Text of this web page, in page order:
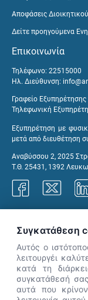
Αποφάσεις
Δείτε προηγούμενα
Επικοινωνία
Τηλέφωνο: 22515000
Ηλ. Διεύθυνση:
Γραφείο
Τηλεφωνική
Εξυπηρέτηση με
μετά από διευθέτηση
Αναβύσσου 2, 2025
Τ.Θ. 25431, 1392
Συγκατάθεση
Αυτός ο
λειτουργέι
κατά τη
συγκατάθεσή
αυτά που